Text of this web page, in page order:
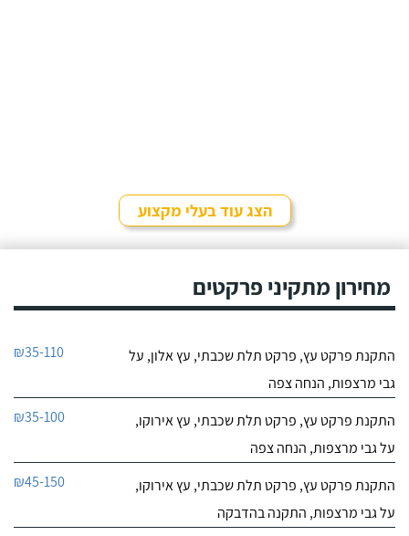
הצג עוד בעלי מקצוע
מחירון מתקיני פרקטים
התקנת פרקט עץ, פרקט תלת שכבתי, עץ אלון, על
גבי מרצפות, הנחה צפה
₪35-110
התקנת פרקט עץ, פרקט תלת שכבתי, עץ אירוקו,
על גבי מרצפות, הנחה צפה
₪35-100
התקנת פרקט עץ, פרקט תלת שכבתי, עץ אירוקו,
על גבי מרצפות, התקנה בהדבקה
₪45-150